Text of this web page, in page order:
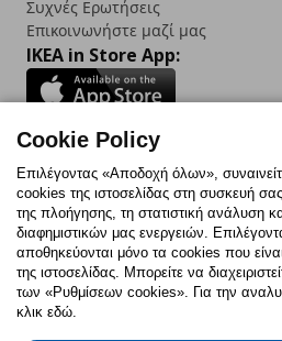
Συχνές Ερωτήσεις
Επικοινωνήστε μαζί μας
IKEA in Store App:
Follow us:
FacebookInstagram
TikTokYoutube
Cookie Policy
Επιλέγοντας «Αποδοχή όλων»,
cookies της ιστοσελίδας στη συσκευή
της πλοήγησης, τη στατιστική ανάλυση
διαφημιστικών μας ενεργειών.
αποθηκεύονται μόνο τα cookies που
της ιστοσελίδας. Μπορείτε να
των «Ρυθμίσεων cookies». Για την
κλικ εδώ.